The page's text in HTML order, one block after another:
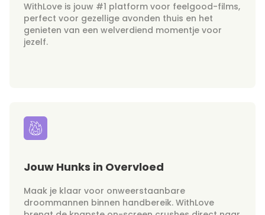
WithLove is jouw #1 platform voor feelgood-films,
perfect voor gezellige avonden thuis en het
genieten van een welverdiend momentje voor
jezelf.
Jouw Hunks in Overvloed
Maak je klaar voor onweerstaanbare
droommannen binnen handbereik. WithLove